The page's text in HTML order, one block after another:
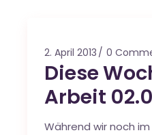
2. April 2013 0
Diese
Arbeit
Während wir noch